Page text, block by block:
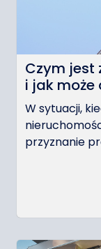
Czym jest
i jak może
W sytuacji,
przyznanie